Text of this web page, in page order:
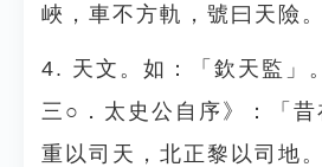
峽，車不方軌，號曰天險。
4. 天文。如：「欽天監」
三○．太史公自序》：「昔
重以司天，北正黎以司地